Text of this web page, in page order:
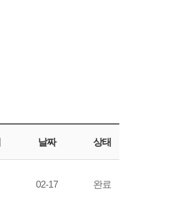
날짜 상태
02-17 완료